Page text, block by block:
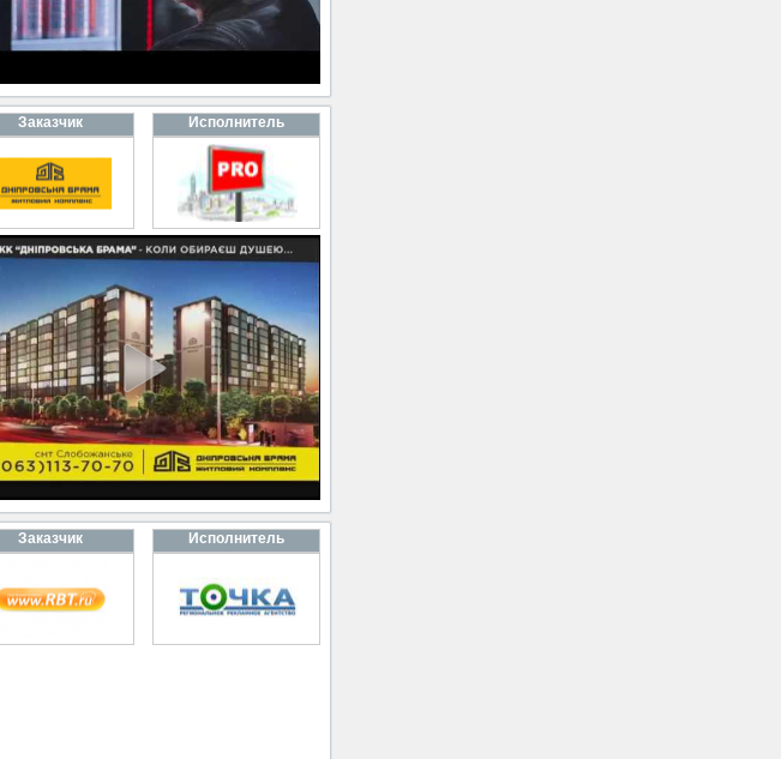
Заказчик Исполнитель
Заказчик Исполнитель